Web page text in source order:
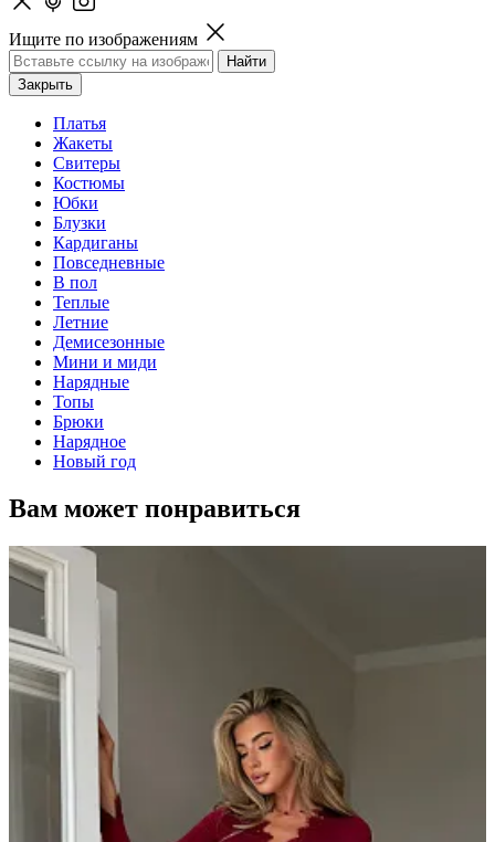
Ищите по изображениям
Закрыть
Платья
Жакеты
Свитеры
Костюмы
Юбки
Блузки
Кардиганы
Повседневные
В пол
Теплые
Летние
Демисезонные
Мини и миди
Нарядные
Топы
Брюки
Нарядное
Новый год
Вам может понравиться